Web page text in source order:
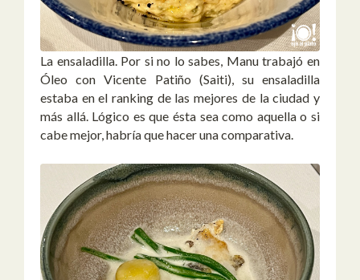
La ensaladilla. Por si no lo sabes, Manu trabajó en
Óleo con Vicente Patiño (Saiti), su ensaladilla
estaba en el ranking de las mejores de la ciudad y
más allá. Lógico es que ésta sea como aquella o si
cabe mejor, habría que hacer una comparativa.